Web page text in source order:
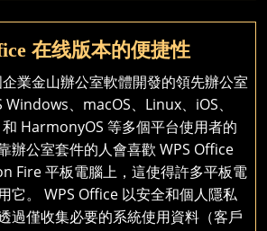
在线版本的便捷性了
解
WPS
Office
在
线
版
本
業金山辦公室軟體開發的領先辦公室
、macOS、Linux、iOS、
HarmonyOS 等多個平台使用者的
辦公室套件的人會喜歡 WPS Office
Fire 平板電腦上，這使得許多平板電
它。 WPS Office 以安全和個人隱私
過僅收集必要的系統使用資料（客戶